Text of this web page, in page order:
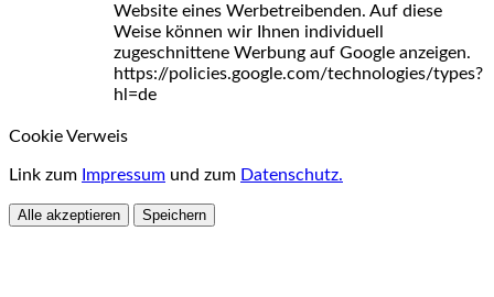
Website eines Werbetreibenden. Auf diese
Weise können wir Ihnen individuell
zugeschnittene Werbung auf Google anzeigen.
https://policies.google.com/technologies/types?
hl=de
Cookie Verweis
Link zum Impressum und zum Datenschutz.
Alle akzeptieren Speichern